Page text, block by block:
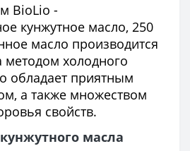
BioLio -
кунжутное масло, 250
масло производится
методом холодного
обладает приятным
а также множеством
свойств.
масла